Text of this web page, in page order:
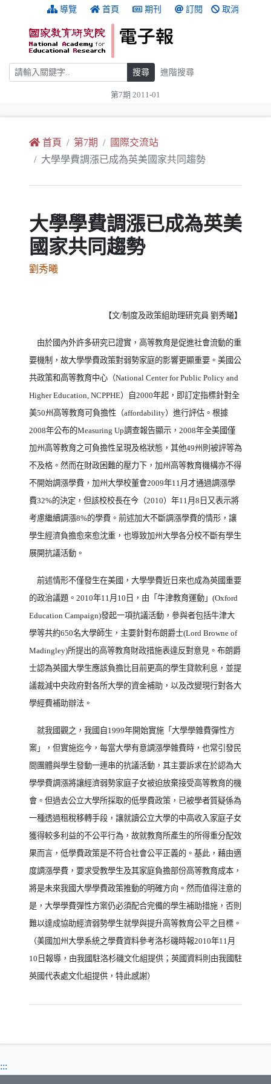
跳到主要內容 導覽 首頁 期刊 訂閱 取消
搜尋 搜尋 進階搜尋
第7期 2011-01
首頁 第7期
國際交流站
大學學費調漲已成為英美國家共同趨勢
大學學費調漲已成為英美
國家共同趨勢
劉秀曦
【文/制度及政策組助理研究員 劉秀曦】
由於國內外許多研究已證實，高等教育是促進社會流動的重
要機制，故大學學費政策對弱勢家庭的影響更顯重要。美國公
共政策和高等教育中心（National Center for Public Policy and
Higher Education, NCPPHE）自2000年起，即訂定指標針對全
美50州高等教育可負擔性（affordability）進行評估。根據
2008年公布的Measuring Up調查報告顯示， 2008年全美國僅
加州高等教育之可負擔性呈現及格狀態，其他49州則被評等為
不及格。然而在財政困難的壓力下，加州高等教育機構亦不得
不開始調漲學費，加州大學校董會2009年11月才通過調漲學
費32%的決定，但該校校長在今（2010）年11月 8 日又表示將
考慮繼續調漲8%的學費。前述加大不斷調漲學費的情形，讓
學生經濟負擔愈來愈沈重，也導致加州大學各分校不斷有學生
展開抗議活動。
前述情形不僅發生在美國，大學學費近日來也成為英國重要
的政治議題。 2010年11月 10 日，由「牛津教育運動」 (Oxford
Education Campaign)發起一項抗議活動，參與者包括牛津大
學等共約650名大學師生，主要針對布朗爵士(Lord Browne of
Madingley)所提出的高等教育財政措施表達反對意見。布朗爵
士認為英國大學生應該負擔比目前更高的學生貸款利息，並提
議裁減中央政府對各所大學的資金補助，以及改變現行對各大
學經費補助辦法。
就我國觀之，我國自 1999年開始實施「大學學雜費彈性方
案」，但實施迄今，每當大學有意調漲學雜費時，也常引發民
間團體與學生發動一連串的抗議活動，其主要訴求在於認為大
學學費調漲將讓經濟弱勢家庭子女被迫放棄接受高等教育的機
會。但過去公立大學所採取的低學費政策，已被學者質疑係為
一種透過租稅移轉手段，讓就讀公立大學的中高收入家庭子女
獲得較多利益的不公平行為，故就教育所產生的所得重分配效
果而言，低學費政策是不符合社會公平正義的。基此，藉由適
度調漲學費，要求受教學生及其家庭負擔部份高等教育成本，
將是未來我國大學學費政策推動的明確方向。然而值得注意的
是，大學學費彈性方案仍必須配合完備的學生補助措施，否則
難以達成協助經濟弱勢學生就學與提升高等教育公平之目標。
（美國加州大學系統之學費資料參考洛杉磯時報2010年11月
10 日報導，由我國駐洛杉磯文化組提供；英國資料則由我國駐
英國代表處文化組提供，特此感謝）
:::